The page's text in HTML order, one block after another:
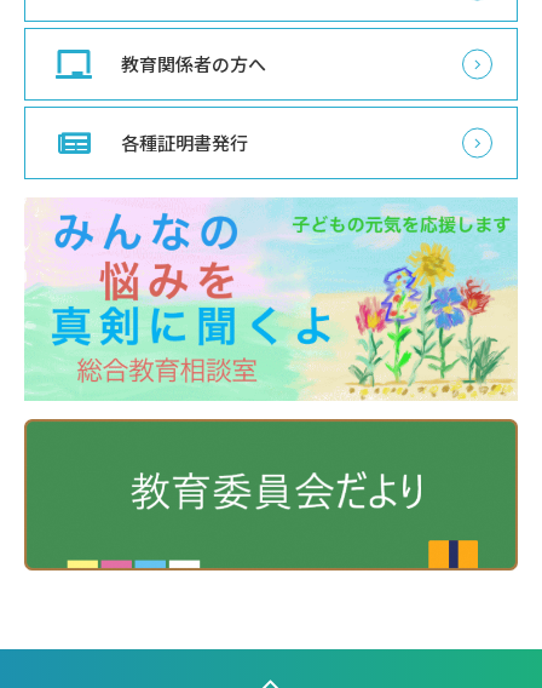
教育関係者の方へ
各種証明書発行